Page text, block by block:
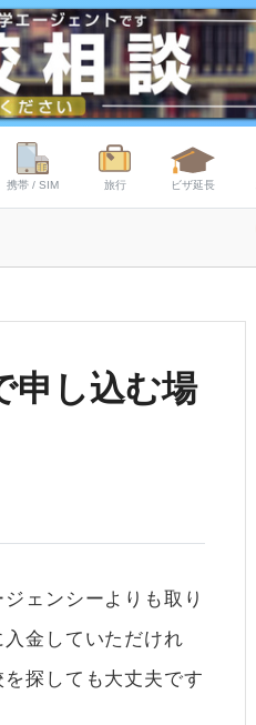
携帯 / SIM 旅行 ビザ延長
申し込む場
ェンシーよりも取り
金していただけれ
探しても大丈夫です